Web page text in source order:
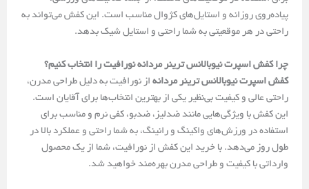
پیاده‌روی روزانه و استایل‌های کژوال مناسب است. این کفش می‌تواند به
راحتی در هر موقعیتی به شما راحتی و استایل شیک بدهد.
چرا کفش اسپرت نیوبالانس ترینر مردانه نورافیت را انتخاب کنیم؟
کفش اسپرت نیوبالانس ترینر مردانه از نورافیت به دلیل طراحی مدرن،
راحتی عالی و کیفیت بی‌نظیر یکی از بهترین انتخاب‌ها برای آقایان است.
این کفش با ویژگی‌هایی مانند ضدلیز، ضدبو، کفی نرم و مناسب برای
استفاده در ورزش‌های واکینگ و رانینگ، به شما راحتی و عملکرد بالا در
طول روز می‌دهد. با خرید این کفش از نورافیت، شما از یک محصول
وارداتی با کیفیت و طراحی مدرن بهره‌مند خواهید شد.